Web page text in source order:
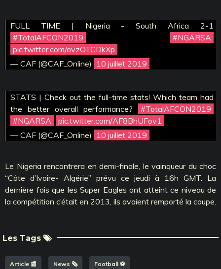
FULL TIME | Nigeria - South Africa 2-1
#TotalAFCON2019
#NGARSA
pic.twitter.com/ovzOTCDkXp
— CAF (@CAF_Online)
10 juillet 2019
STATS | Check out the full-time stats! Which team had
the better overall performance?
#TotalAFCON2019
#NGARSA
pic.twitter.com/AF8BhUFov1
— CAF (@CAF_Online)
10 juillet 2019
Le Nigeria rencontrera en demi-finale, le vainqueur du choc
‘‘Côte d’Ivoire- Algérie’’ prévu ce jeudi à 16h GMT. La
dernière fois que les Super Eagles ont atteint ce niveau de
la compétition c’était en 2013, ils avaient remporté la coupe.
Les Tags
Article 📰 News 🗞️ Football ⚽️